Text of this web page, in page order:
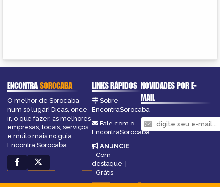
ENCONTRASOROCABA
O melhor de Sorocaba
num só lugar! Dicas, onde
ir, o que fazer, as melhores
empresas, locais, serviços
e muito mais no guia
Encontra Sorocaba.
LINKS RÁPIDOS
Sobre
EncontraSorocaba
Fale com o
EncontraSorocaba
ANUNCIE:
Com
destaque |
Grátis
NOVIDADES POR E-
MAIL